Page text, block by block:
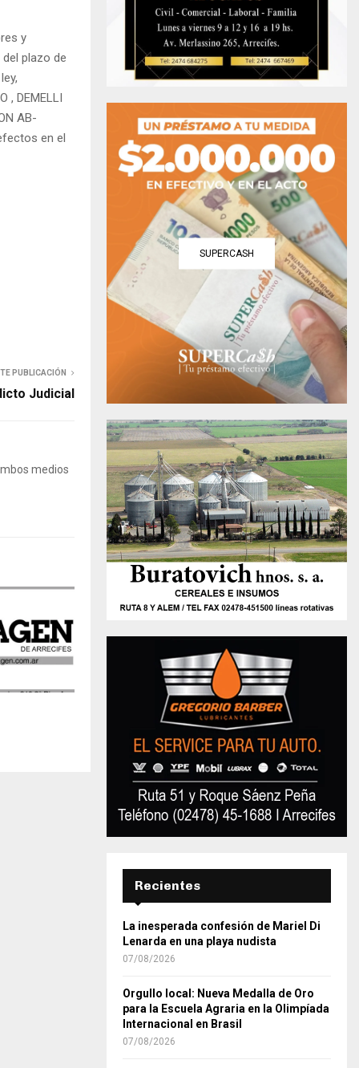
y
del plazo de
, DEMELLI
AB-
en el
PUBLICACIÓN
Judicial
medios
SUPERCASH
Recientes
La inesperada confesión de Mariel Di
Lenarda en una playa nudista
07/08/2026
Orgullo local: Nueva Medalla de Oro
para la Escuela Agraria en la Olimpíada
Internacional en Brasil
07/08/2026